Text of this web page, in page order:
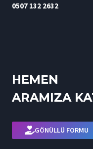
0507 132 2632
HEMEN
ARAMIZA
GÖNÜLLÜ FORMU